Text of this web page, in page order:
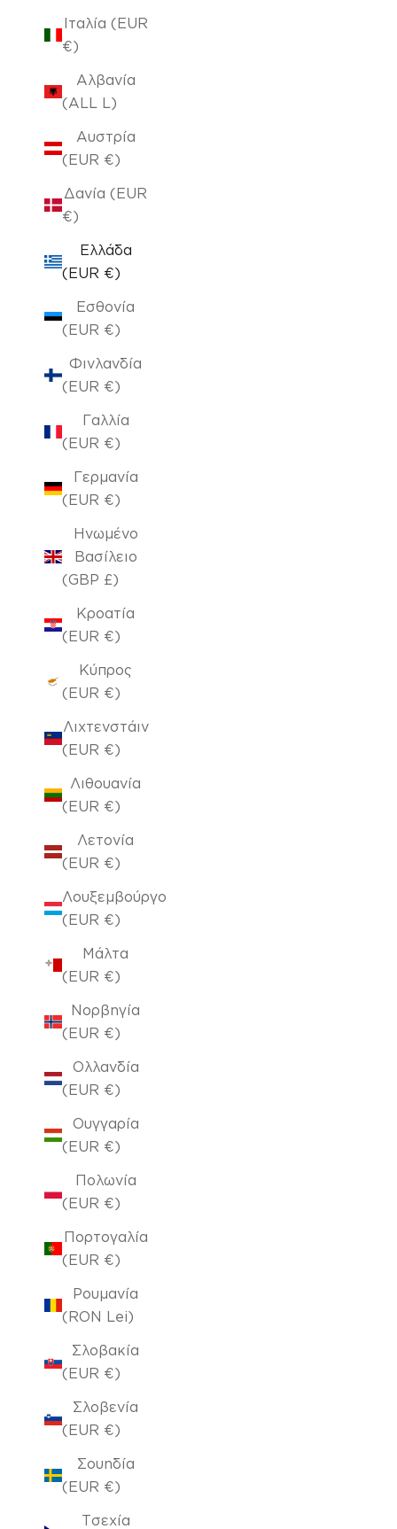
Ιταλία (EUR
€)
Αλβανία
(ALL L)
Αυστρία
(EUR €)
Δανία (EUR
€)
Ελλάδα
(EUR €)
Εσθονία
(EUR €)
Φινλανδία
(EUR €)
Γαλλία
(EUR €)
Γερμανία
(EUR €)
Ηνωμένο
Βασίλειο
(GBP £)
Κροατία
(EUR €)
Κύπρος
(EUR €)
Λιχτενστάιν
(EUR €)
Λιθουανία
(EUR €)
Λετονία
(EUR €)
Λουξεμβούργο
(EUR €)
Μάλτα
(EUR €)
Νορβηγία
(EUR €)
Ολλανδία
(EUR €)
Ουγγαρία
(EUR €)
Πολωνία
(EUR €)
Πορτογαλία
(EUR €)
Ρουμανία
(RON Lei)
Σλοβακία
(EUR €)
Σλοβενία
(EUR €)
Σουηδία
(EUR €)
Τσεχία